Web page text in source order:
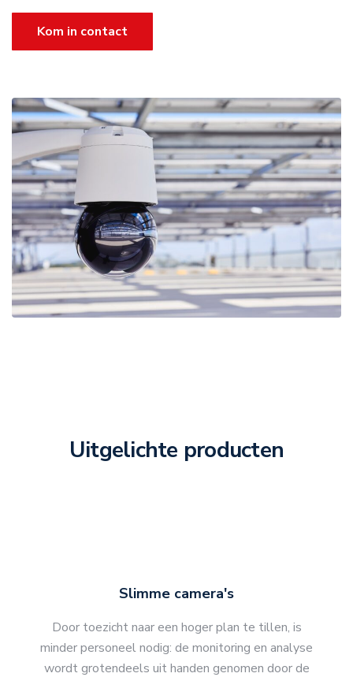
Kom in contact
Uitgelichte producten
Slimme camera's
Door toezicht naar een hoger plan te tillen, is
minder personeel nodig: de monitoring en analyse
wordt grotendeels uit handen genomen door de